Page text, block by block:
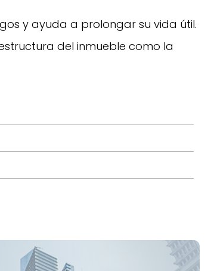
y ayuda a prolongar su vida útil.
del inmueble como la